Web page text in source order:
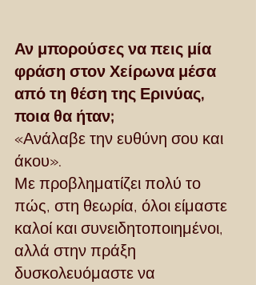
Αν μπορούσες να πεις μία
φράση στον Χείρωνα μέσα
από τη θέση της Ερινύας,
ποια θα ήταν;
«Ανάλαβε την ευθύνη σου και
άκου».
Με προβληματίζει πολύ το
πώς, στη θεωρία, όλοι είμαστε
καλοί και συνειδητοποιημένοι,
αλλά στην πράξη
δυσκολευόμαστε να